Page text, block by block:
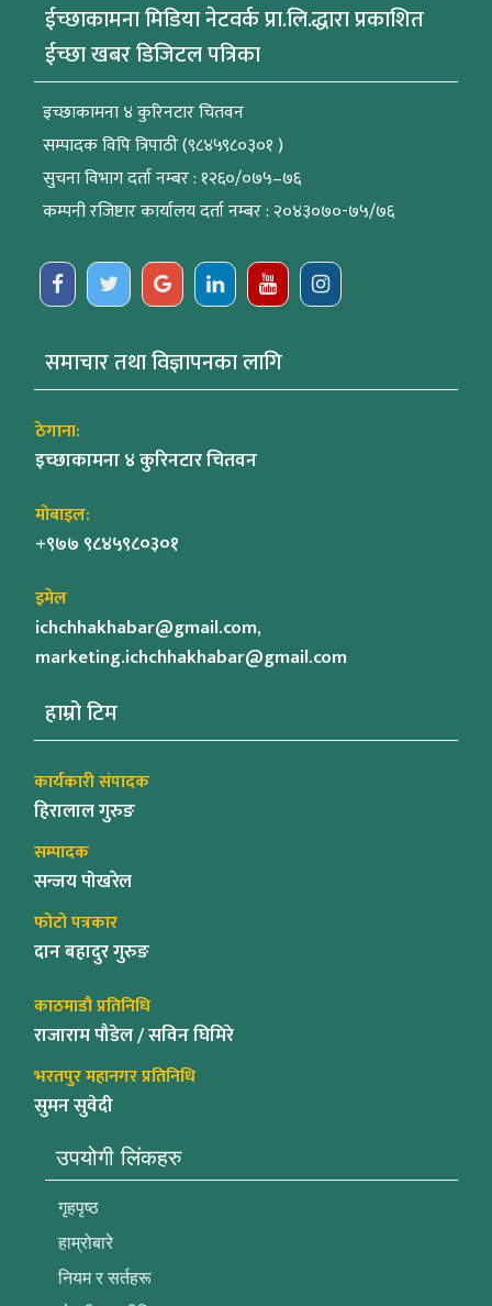
ईच्छाकामना मिडिया नेटवर्क प्रा.लि.द्धारा प्रकाशित
ईच्छा खबर डिजिटल पत्रिका
इच्छाकामना ४ कुरिनटार चितवन
सम्पादक विपि त्रिपाठी (९८४५९८०३०१ )
सुचना विभाग दर्ता नम्बर : १२६०/०७५–७६
कम्पनी रजिष्टार कार्यालय दर्ता नम्बर : २०४३०७०-७५/७६
समाचार तथा विज्ञापनका लागि
ठेगाना:
इच्छाकामना ४ कुरिनटार चितवन
मोबाइल:
+९७७ ९८४५९८०३०१
इमेल
ichchhakhabar@gmail.com,
marketing.ichchhakhabar@gmail.com
हाम्रो टिम
कार्यकारी संपादक
हिरालाल गुरुङ
सम्पादक
सन्जय पोखरेल
फोटो पत्रकार
दान बहादुर गुरुङ
काठमाडौ प्रतिनिधि
राजाराम पौडेल / सविन घिमिरे
भरतपुर महानगर प्रतिनिधि
सुमन सुवेदी
उपयोगी लिंकहरु
गृहपृष्ठ
हाम्रोबारे
नियम र सर्तहरू